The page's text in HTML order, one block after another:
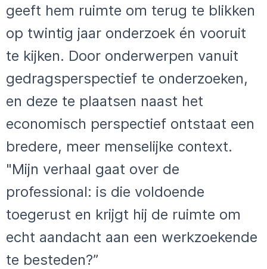
geeft hem ruimte om terug te blikken
op twintig jaar onderzoek én vooruit
te kijken. Door onderwerpen vanuit
gedragsperspectief te onderzoeken,
en deze te plaatsen naast het
economisch perspectief ontstaat een
bredere, meer menselijke context.
"Mijn verhaal gaat over de
professional: is die voldoende
toegerust en krijgt hij de ruimte om
echt aandacht aan een werkzoekende
te besteden?”